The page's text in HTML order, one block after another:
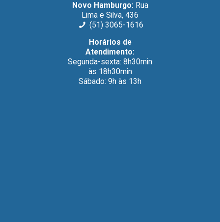
Novo Hamburgo: Rua
Lima e Silva, 436
(51) 3065-1616
Horários de
Atendimento:
Segunda-sexta: 8h30min
às 18h30min
Sábado: 9h às 13h